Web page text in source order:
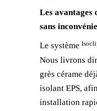
Les avantages
sans
Le système
Nous livrons
grès cérame
isolant EPS,
installation